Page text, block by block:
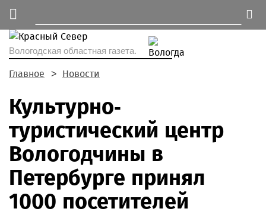
Вологодская областная газета.
Главное Новости
Культурно-
туристический центр
Вологодчины в
Петербурге принял
1000 посетителей